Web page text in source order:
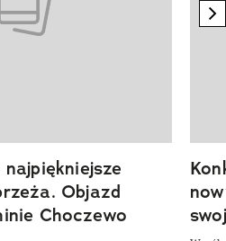
Objazd
Choczewo